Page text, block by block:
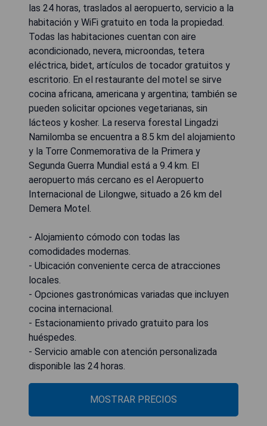
las 24 horas, traslados al aeropuerto, servicio a la
habitación y WiFi gratuito en toda la propiedad.
Todas las habitaciones cuentan con aire
acondicionado, nevera, microondas, tetera
eléctrica, bidet, artículos de tocador gratuitos y
escritorio. En el restaurante del motel se sirve
cocina africana, americana y argentina; también se
pueden solicitar opciones vegetarianas, sin
lácteos y kosher. La reserva forestal Lingadzi
Namilomba se encuentra a 8.5 km del alojamiento
y la Torre Conmemorativa de la Primera y
Segunda Guerra Mundial está a 9.4 km. El
aeropuerto más cercano es el Aeropuerto
Internacional de Lilongwe, situado a 26 km del
Demera Motel.
- Alojamiento cómodo con todas las
comodidades modernas.
- Ubicación conveniente cerca de atracciones
locales.
- Opciones gastronómicas variadas que incluyen
cocina internacional.
- Estacionamiento privado gratuito para los
huéspedes.
- Servicio amable con atención personalizada
disponible las 24 horas.
MOSTRAR PRECIOS